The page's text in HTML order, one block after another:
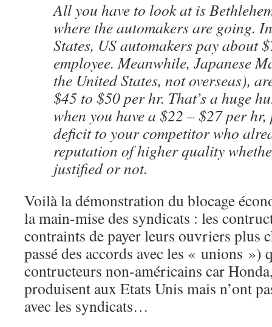
All you have to look at is
where the automakers are going.
States, US automakers pay about
employee. Meanwhile, Japanese
the United States, not overseas),
$45 to $50 per hr. That’s a huge
when you have a $22 – $27 per hr,
deficit to your competitor who
reputation of higher quality
justified or not.
Voilà la démonstration du blocage
la main-mise des syndicats : les
contraints de payer leurs ouvriers plus
passé des accords avec les « unions »)
contructeurs non-américains car
produisent aux Etats Unis mais n’ont
avec les syndicats…